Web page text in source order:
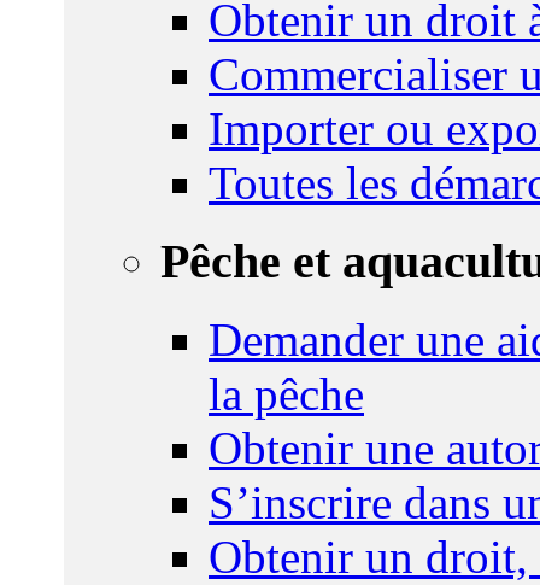
Obtenir un droit
Commercialiser
Importer ou
Toutes les
Pêche et
Demander une
la pêche
Obtenir une
S’inscrire dans
Obtenir un droit,